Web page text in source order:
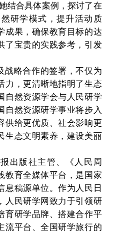
结合具体案例，探讨了在
研学模式，提升活动质
成果，确保教育目标的达
了宝贵的实践参考，引发
战略合作的签署，不仅为
力，更清晰地指明了生态
自然资源学会与人民研学
自然资源研学事业将步入
供给更优质、社会影响更
生态文明素养，建设美丽
出版社主管、《人民周
教育全媒体平台，是国家
息稿源单位。作为人民日
人民研学网致力于引领研
育研学品牌、搭建合作平
流平台、全国研学旅行的